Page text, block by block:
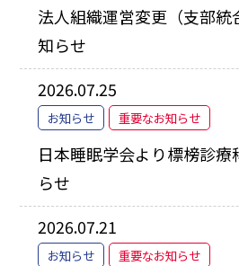
法人組織運営変更（支部統
知らせ
2026.07.25
お知らせ 重要なお知らせ
日本睡眠学会より標榜診
らせ
2026.07.21
お知らせ 重要なお知らせ